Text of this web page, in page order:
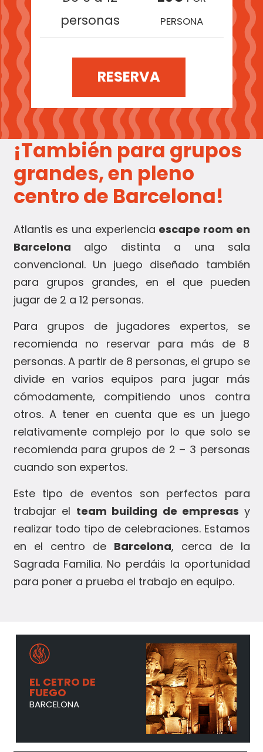
personas
PERSONA
RESERVA
¡También para grupos
grandes, en pleno
centro de Barcelona!
Atlantis es una experiencia escape room en
Barcelona algo distinta a una sala
convencional. Un juego diseñado también
para grupos grandes, en el que pueden
jugar de 2 a 12 personas.
Para grupos de jugadores expertos, se
recomienda no reservar para más de 8
personas. A partir de 8 personas, el grupo se
divide en varios equipos para jugar más
cómodamente, compitiendo unos contra
otros. A tener en cuenta que es un juego
relativamente complejo por lo que solo se
recomienda para grupos de 2 – 3 personas
cuando son expertos.
Este tipo de eventos son perfectos para
trabajar el team building de empresas y
realizar todo tipo de celebraciones. Estamos
en el centro de Barcelona, cerca de la
Sagrada Familia. No perdáis la oportunidad
para poner a prueba el trabajo en equipo.
EL CETRO DE
FUEGO
BARCELONA